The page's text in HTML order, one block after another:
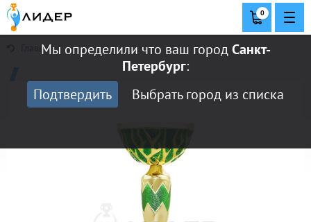
Мы определили что ваш городСанкт-
Петербург:
Подтвердить
Выбрать город из списка
0
Главная